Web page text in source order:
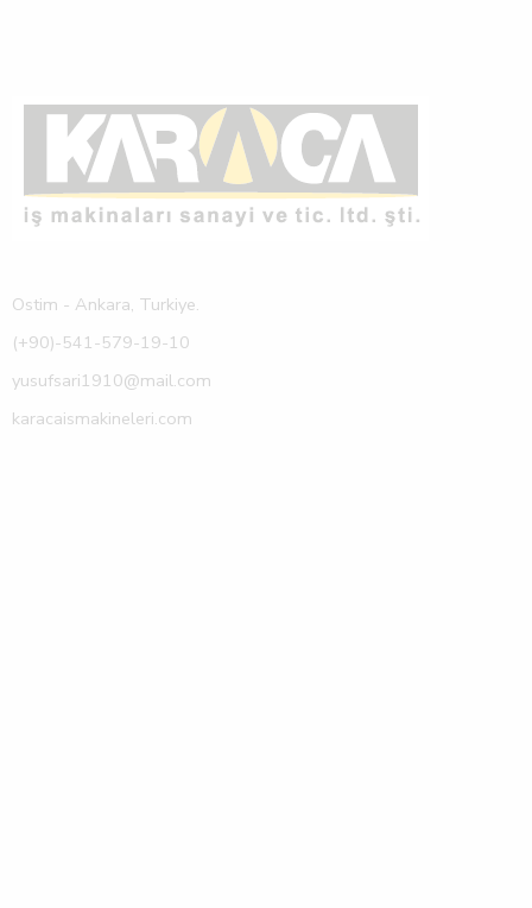
Ostim - Ankara, Turkiye.
(+90)-541-579-19-10
yusufsari1910@mail.com
karacaismakineleri.com